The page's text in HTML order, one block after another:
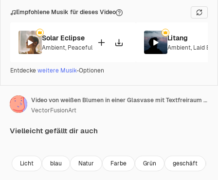
Empfohlene Musik für dieses Video
Solar Eclipse
Ambient, Peaceful
Litang
Ambient, Laid
Entdeckeweitere Musik-Optionen
Video von weißen Blumen in einer Glasvase mit Textfreiraum auf weißem Hintergrund
VectorFusionArt
Vielleicht gefällt dir auch
Licht blau Natur Farbe Grün geschäft